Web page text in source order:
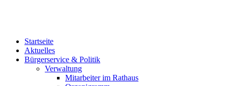
Startseite
Aktuelles
Bürgerservice & Politik
Verwaltung
Mitarbeiter im Rathaus